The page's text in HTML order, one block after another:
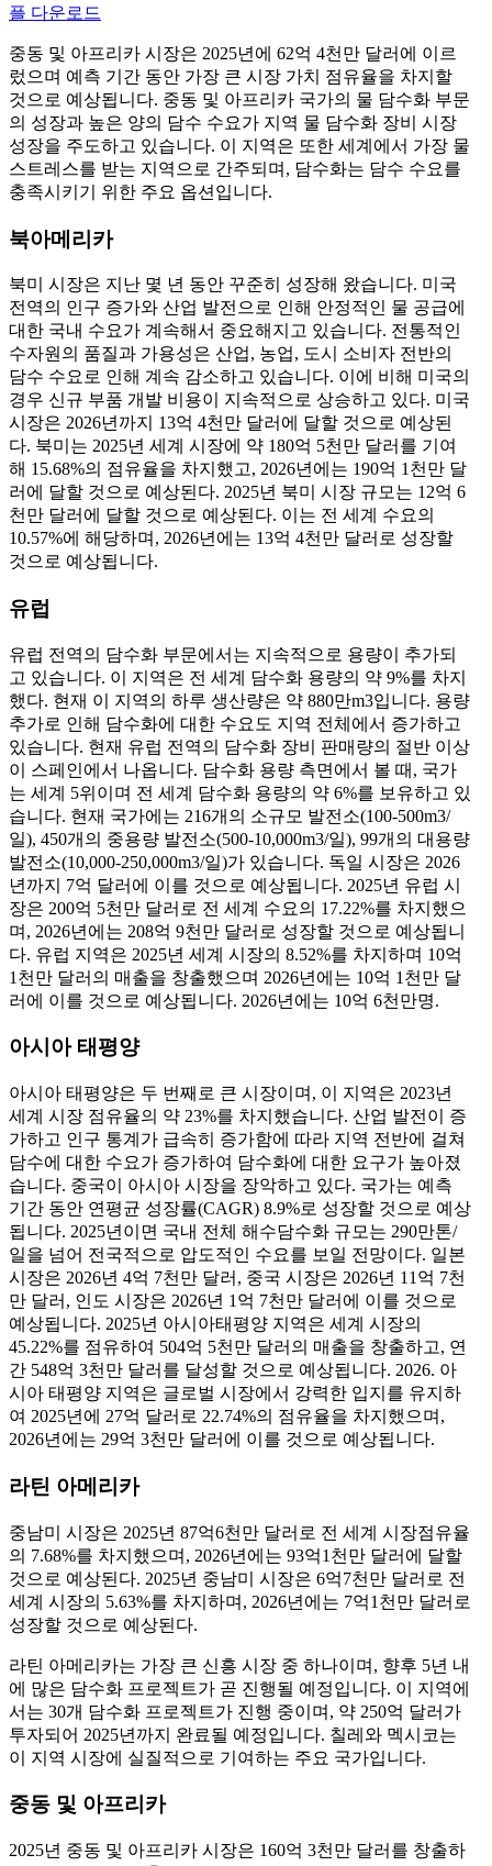
플 다운로드
중동 및 아프리카 시장은 2025년에 62억 4천만 달러에 이르
렀으며 예측 기간 동안 가장 큰 시장 가치 점유율을 차지할
것으로 예상됩니다. 중동 및 아프리카 국가의 물 담수화 부문
의 성장과 높은 양의 담수 수요가 지역 물 담수화 장비 시장
성장을 주도하고 있습니다. 이 지역은 또한 세계에서 가장 물
스트레스를 받는 지역으로 간주되며, 담수화는 담수 수요를
충족시키기 위한 주요 옵션입니다.
북아메리카
북미 시장은 지난 몇 년 동안 꾸준히 성장해 왔습니다. 미국
전역의 인구 증가와 산업 발전으로 인해 안정적인 물 공급에
대한 국내 수요가 계속해서 중요해지고 있습니다. 전통적인
수자원의 품질과 가용성은 산업, 농업, 도시 소비자 전반의
담수 수요로 인해 계속 감소하고 있습니다. 이에 비해 미국의
경우 신규 부품 개발 비용이 지속적으로 상승하고 있다. 미국
시장은 2026년까지 13억 4천만 달러에 달할 것으로 예상된
다. 북미는 2025년 세계 시장에 약 180억 5천만 달러를 기여
해 15.68%의 점유율을 차지했고, 2026년에는 190억 1천만 달
러에 달할 것으로 예상된다. 2025년 북미 시장 규모는 12억 6
천만 달러에 달할 것으로 예상된다. 이는 전 세계 수요의
10.57%에 해당하며, 2026년에는 13억 4천만 달러로 성장할
것으로 예상됩니다.
유럽
유럽 ​​전역의 담수화 부문에서는 지속적으로 용량이 추가되
고 있습니다. 이 지역은 전 세계 담수화 용량의 약 9%를 차지
했다. 현재 이 지역의 하루 생산량은 약 880만m3입니다. 용량
추가로 인해 담수화에 대한 수요도 지역 전체에서 증가하고
있습니다. 현재 유럽 전역의 담수화 장비 판매량의 절반 이상
이 스페인에서 나옵니다. 담수화 용량 측면에서 볼 때, 국가
는 세계 5위이며 전 세계 담수화 용량의 약 6%를 보유하고 있
습니다. 현재 국가에는 216개의 소규모 발전소(100-500m3/
일), 450개의 중용량 발전소(500-10,000m3/일), 99개의 대용량
발전소(10,000-250,000m3/일)가 있습니다. 독일 시장은 2026
년까지 7억 달러에 이를 것으로 예상됩니다. 2025년 유럽 시
장은 200억 5천만 달러로 전 세계 수요의 17.22%를 차지했으
며, 2026년에는 208억 9천만 달러로 성장할 것으로 예상됩니
다. 유럽 지역은 2025년 세계 시장의 8.52%를 차지하며 10억
1천만 달러의 매출을 창출했으며 2026년에는 10억 1천만 달
러에 이를 것으로 예상됩니다. 2026년에는 10억 6천만명.
아시아 태평양
아시아 태평양은 두 번째로 큰 시장이며, 이 지역은 2023년
세계 시장 점유율의 약 23%를 차지했습니다. 산업 발전이 증
가하고 인구 통계가 급속히 증가함에 따라 지역 전반에 걸쳐
담수에 대한 수요가 증가하여 담수화에 대한 요구가 높아졌
습니다. 중국이 아시아 시장을 장악하고 있다. 국가는 예측
기간 동안 연평균 성장률(CAGR) 8.9%로 성장할 것으로 예상
됩니다. 2025년이면 국내 전체 해수담수화 규모는 290만톤/
일을 넘어 전국적으로 압도적인 수요를 보일 전망이다. 일본
시장은 2026년 4억 7천만 달러, 중국 시장은 2026년 11억 7천
만 달러, 인도 시장은 2026년 1억 7천만 달러에 이를 것으로
예상됩니다. 2025년 아시아태평양 지역은 세계 시장의
45.22%를 점유하여 504억 5천만 달러의 매출을 창출하고, 연
간 548억 3천만 달러를 달성할 것으로 예상됩니다. 2026. 아
시아 태평양 지역은 글로벌 시장에서 강력한 입지를 유지하
여 2025년에 27억 달러로 22.74%의 점유율을 차지했으며,
2026년에는 29억 3천만 달러에 이를 것으로 예상됩니다.
라틴 아메리카
중남미 시장은 2025년 87억6천만 달러로 전 세계 시장점유율
의 7.68%를 차지했으며, 2026년에는 93억1천만 달러에 달할
것으로 예상된다. 2025년 중남미 시장은 6억7천만 달러로 전
세계 시장의 5.63%를 차지하며, 2026년에는 7억1천만 달러로
성장할 것으로 예상된다.
라틴 아메리카는 가장 큰 신흥 시장 중 하나이며, 향후 5년 내
에 많은 담수화 프로젝트가 곧 진행될 예정입니다. 이 지역에
서는 30개 담수화 프로젝트가 진행 중이며, 약 250억 달러가
투자되어 2025년까지 완료될 예정입니다. 칠레와 멕시코는
이 지역 시장에 실질적으로 기여하는 주요 국가입니다.
중동 및 아프리카
2025년 중동 및 아프리카 시장은 160억 3천만 달러를 창출하